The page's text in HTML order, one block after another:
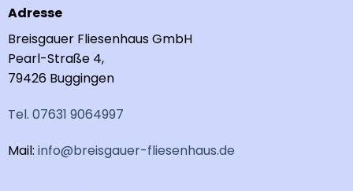
Adresse
Breisgauer Fliesenhaus GmbH
Pearl-Straße 4,
79426 Buggingen
Tel. 07631 9064997
Mail: info@breisgauer-fliesenhaus.de